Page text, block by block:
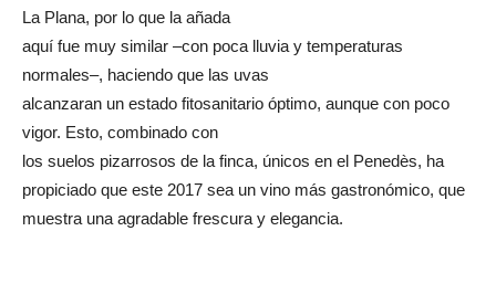
La Plana, por lo que la añada
aquí fue muy similar –con poca lluvia y temperaturas
normales–, haciendo que las uvas
alcanzaran un estado fitosanitario óptimo, aunque con poco
vigor. Esto, combinado con
los suelos pizarrosos de la finca, únicos en el Penedès, ha
propiciado que este 2017 sea un vino más gastronómico, que
muestra una agradable frescura y elegancia.